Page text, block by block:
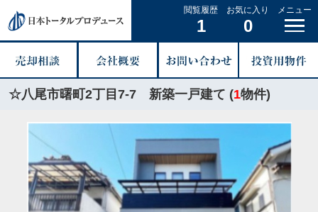
閲覧履歴
1
お気に入り
0
メニュー
☆八尾市曙町2丁目7-7 新築一戸建て (1物件)